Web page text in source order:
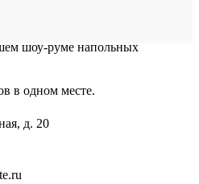
шоу-руме напольных
в одном месте.
д. 20